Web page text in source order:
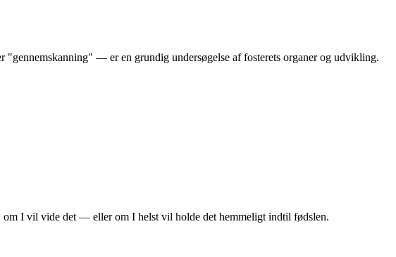
— er en grundig undersøgelse af fosterets organer og udvikling.
om I vil vide det — eller om I helst vil holde det hemmeligt indtil fødslen.